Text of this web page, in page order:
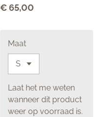
€ 65,00
Maat
Laat het me weten
wanneer dit product
weer op voorraad is.